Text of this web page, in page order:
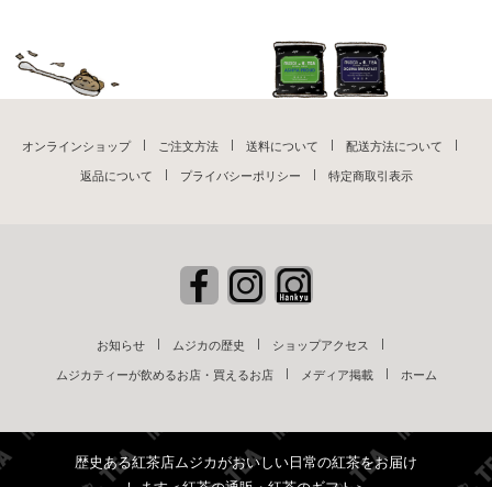
オンラインショップ ご注文方法 送料について 配送方法について
返品について プライバシーポリシー 特定商取引表示
お知らせ ムジカの歴史 ショップアクセス
ムジカティーが飲めるお店・買えるお店 メディア掲載 ホーム
歴史ある紅茶店ムジカがおいしい日常の紅茶をお届け